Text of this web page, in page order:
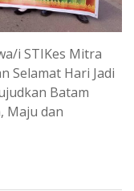
i STIKes Mitra
Selamat Hari Jadi
Batam
Maju dan